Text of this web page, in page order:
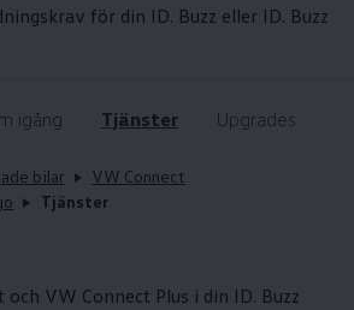
för din ID. Buzz eller ID. Buzz
igång Tjänster Upgrades
bilar
VW Connect
Tjänster
och VW Connect Plus i din ID. Buzz